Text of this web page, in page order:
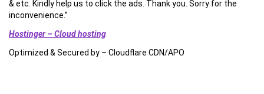
& etc. Kindly help us to click the ads. Thank you. Sorry for the
inconvenience.”
Hostinger – Cloud hosting
Optimized & Secured by – Cloudflare CDN/APO